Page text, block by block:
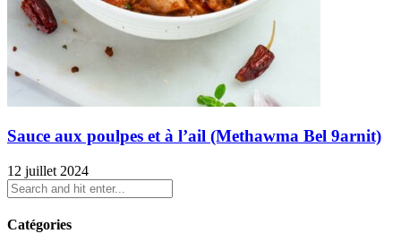
Sauce aux poulpes et à l’ail (Methawma Bel 9arnit)
12 juillet 2024
Catégories